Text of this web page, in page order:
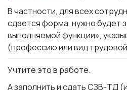
В частности, для всех
сдается форма, нужно будет
выполняемой функции»,
(профессию или вид
Учтите это в работе.
А заполнить и сдать СЗВ-ТД